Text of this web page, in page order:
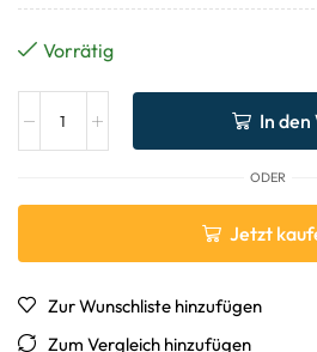
Vorrätig
In
ODER
Jetzt
Zur Wunschliste hinzufügen
Zum Vergleich hinzufügen